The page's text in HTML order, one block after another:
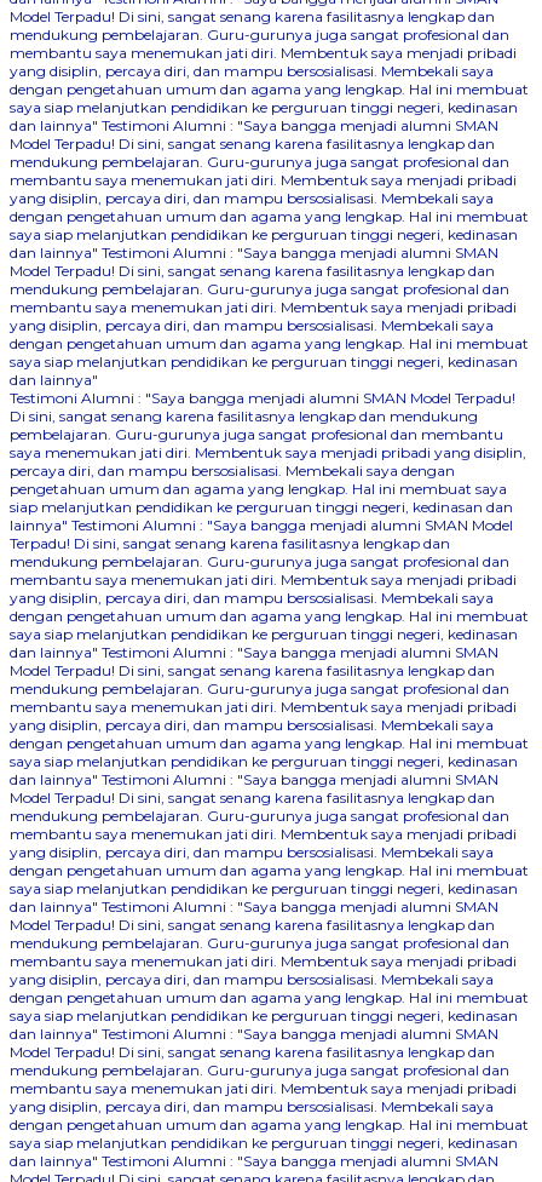
Model Terpadu! Di sini, sangat senang karena fasilitasnya lengkap dan
mendukung pembelajaran. Guru-gurunya juga sangat profesional dan
membantu saya menemukan jati diri. Membentuk saya menjadi pribadi
yang disiplin, percaya diri, dan mampu bersosialisasi. Membekali saya
dengan pengetahuan umum dan agama yang lengkap. Hal ini membuat
saya siap melanjutkan pendidikan ke perguruan tinggi negeri, kedinasan
dan lainnya" Testimoni Alumni : "Saya bangga menjadi alumni SMAN
Model Terpadu! Di sini, sangat senang karena fasilitasnya lengkap dan
mendukung pembelajaran. Guru-gurunya juga sangat profesional dan
membantu saya menemukan jati diri. Membentuk saya menjadi pribadi
yang disiplin, percaya diri, dan mampu bersosialisasi. Membekali saya
dengan pengetahuan umum dan agama yang lengkap. Hal ini membuat
saya siap melanjutkan pendidikan ke perguruan tinggi negeri, kedinasan
dan lainnya" Testimoni Alumni : "Saya bangga menjadi alumni SMAN
Model Terpadu! Di sini, sangat senang karena fasilitasnya lengkap dan
mendukung pembelajaran. Guru-gurunya juga sangat profesional dan
membantu saya menemukan jati diri. Membentuk saya menjadi pribadi
yang disiplin, percaya diri, dan mampu bersosialisasi. Membekali saya
dengan pengetahuan umum dan agama yang lengkap. Hal ini membuat
saya siap melanjutkan pendidikan ke perguruan tinggi negeri, kedinasan
dan lainnya"
Testimoni Alumni : "Saya bangga menjadi alumni SMAN Model Terpadu!
Di sini, sangat senang karena fasilitasnya lengkap dan mendukung
pembelajaran. Guru-gurunya juga sangat profesional dan membantu
saya menemukan jati diri. Membentuk saya menjadi pribadi yang disiplin,
percaya diri, dan mampu bersosialisasi. Membekali saya dengan
pengetahuan umum dan agama yang lengkap. Hal ini membuat saya
siap melanjutkan pendidikan ke perguruan tinggi negeri, kedinasan dan
lainnya" Testimoni Alumni : "Saya bangga menjadi alumni SMAN Model
Terpadu! Di sini, sangat senang karena fasilitasnya lengkap dan
mendukung pembelajaran. Guru-gurunya juga sangat profesional dan
membantu saya menemukan jati diri. Membentuk saya menjadi pribadi
yang disiplin, percaya diri, dan mampu bersosialisasi. Membekali saya
dengan pengetahuan umum dan agama yang lengkap. Hal ini membuat
saya siap melanjutkan pendidikan ke perguruan tinggi negeri, kedinasan
dan lainnya" Testimoni Alumni : "Saya bangga menjadi alumni SMAN
Model Terpadu! Di sini, sangat senang karena fasilitasnya lengkap dan
mendukung pembelajaran. Guru-gurunya juga sangat profesional dan
membantu saya menemukan jati diri. Membentuk saya menjadi pribadi
yang disiplin, percaya diri, dan mampu bersosialisasi. Membekali saya
dengan pengetahuan umum dan agama yang lengkap. Hal ini membuat
saya siap melanjutkan pendidikan ke perguruan tinggi negeri, kedinasan
dan lainnya" Testimoni Alumni : "Saya bangga menjadi alumni SMAN
Model Terpadu! Di sini, sangat senang karena fasilitasnya lengkap dan
mendukung pembelajaran. Guru-gurunya juga sangat profesional dan
membantu saya menemukan jati diri. Membentuk saya menjadi pribadi
yang disiplin, percaya diri, dan mampu bersosialisasi. Membekali saya
dengan pengetahuan umum dan agama yang lengkap. Hal ini membuat
saya siap melanjutkan pendidikan ke perguruan tinggi negeri, kedinasan
dan lainnya" Testimoni Alumni : "Saya bangga menjadi alumni SMAN
Model Terpadu! Di sini, sangat senang karena fasilitasnya lengkap dan
mendukung pembelajaran. Guru-gurunya juga sangat profesional dan
membantu saya menemukan jati diri. Membentuk saya menjadi pribadi
yang disiplin, percaya diri, dan mampu bersosialisasi. Membekali saya
dengan pengetahuan umum dan agama yang lengkap. Hal ini membuat
saya siap melanjutkan pendidikan ke perguruan tinggi negeri, kedinasan
dan lainnya" Testimoni Alumni : "Saya bangga menjadi alumni SMAN
Model Terpadu! Di sini, sangat senang karena fasilitasnya lengkap dan
mendukung pembelajaran. Guru-gurunya juga sangat profesional dan
membantu saya menemukan jati diri. Membentuk saya menjadi pribadi
yang disiplin, percaya diri, dan mampu bersosialisasi. Membekali saya
dengan pengetahuan umum dan agama yang lengkap. Hal ini membuat
saya siap melanjutkan pendidikan ke perguruan tinggi negeri, kedinasan
dan lainnya" Testimoni Alumni : "Saya bangga menjadi alumni SMAN